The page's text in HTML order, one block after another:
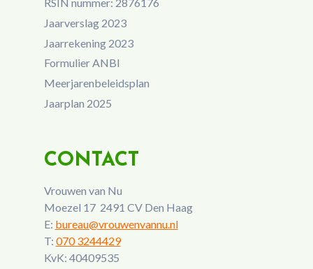
Jaarverslag 2023
Jaarrekening 2023
Formulier ANBI
Meerjarenbeleidsplan
Jaarplan 2025
CONTACT
Vrouwen van Nu
Moezel 17 2491 CV Den Haag
E: bureau@vrouwenvannu.nl
T: 070 3244429
KvK: 40409535